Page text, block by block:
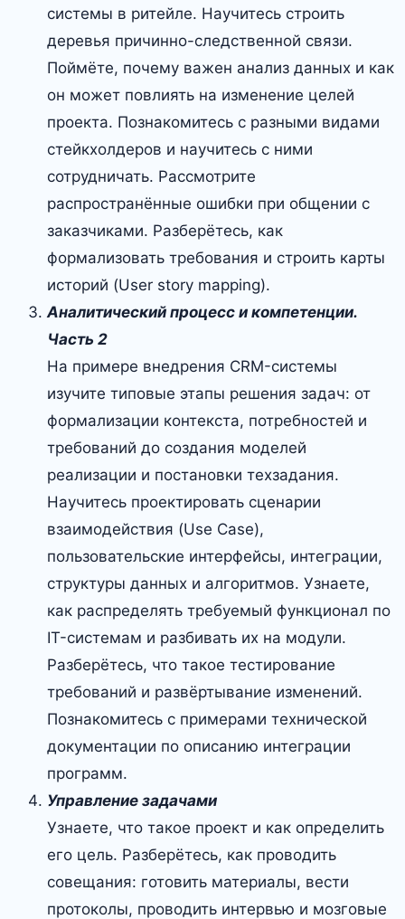
системы в ритейле. Научитесь строить
деревья причинно-следственной связи.
Поймёте, почему важен анализ данных и как
он может повлиять на изменение целей
проекта. Познакомитесь с разными видами
стейкхолдеров и научитесь с ними
сотрудничать. Рассмотрите
распространённые ошибки при общении с
заказчиками. Разберётесь, как
формализовать требования и строить карты
историй (User story mapping).
Аналитический процесс и компетенции.
Часть 2
На примере внедрения CRM-системы
изучите типовые этапы решения задач: от
формализации контекста, потребностей и
требований до создания моделей
реализации и постановки техзадания.
Научитесь проектировать сценарии
взаимодействия (Use Case),
пользовательские интерфейсы, интеграции,
структуры данных и алгоритмов. Узнаете,
как распределять требуемый функционал по
IT-системам и разбивать их на модули.
Разберётесь, что такое тестирование
требований и развёртывание изменений.
Познакомитесь с примерами технической
документации по описанию интеграции
программ.
Управление задачами
Узнаете, что такое проект и как определить
его цель. Разберётесь, как проводить
совещания: готовить материалы, вести
протоколы, проводить интервью и мозговые